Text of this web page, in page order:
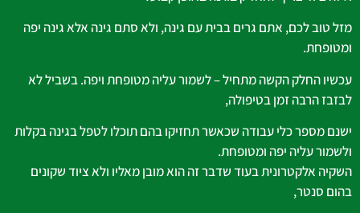
מזל טוב לכם, אתם גרים בבית עם גינה, ולא סתם גינה אלא גינה יפה
ומטופחת.
עכשיו החלק הקשה מתחיל – לשמור עליה מטופחת ויפה. בשביל לא
לבזבז הרבה זמן בטיפולה,
ישנם מספר כלי עבודה שכאשר תחזיקו בהם תוכלו לטפל בגינה בקלות
ולשמור עליה יפה ומטופחת.
השקיה אלקטרונית בעוד שדבר זה הוא מובן מאליו ולא ציוד שקונים
בהום סנטר,